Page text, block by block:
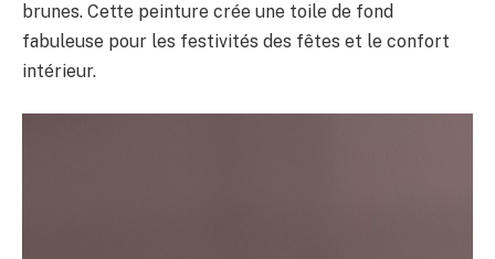
brunes. Cette peinture crée une toile de fond
fabuleuse pour les festivités des fêtes et le confort
intérieur.